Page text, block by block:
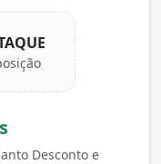
Desconto e